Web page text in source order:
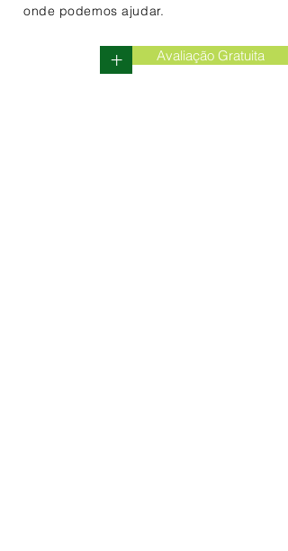
onde podemos ajudar.
+ Avaliação Gratuita